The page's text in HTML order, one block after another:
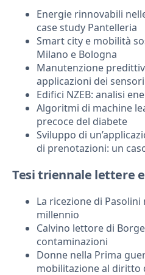
Energie rinnovabili
case study Pantelleria
Smart city e mobilità
Milano e Bologna
Manutenzione
applicazioni dei
Edifici NZEB: analisi
Algoritmi di machine
precoce del diabete
Sviluppo di
di prenotazioni: un
Tesi triennale lettere
La ricezione di
millennio
Calvino lettore di
contaminazioni
Donne nella Prima
mobilitazione al diritto